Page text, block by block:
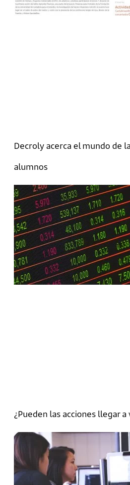
Decroly acerca el mundo de
alumnos
¿Pueden las acciones llegar